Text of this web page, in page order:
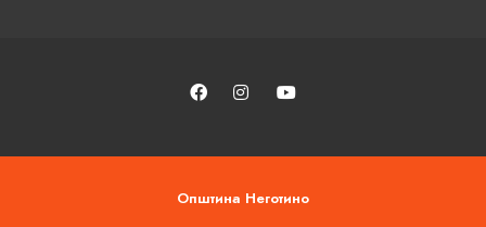
Општина Неготино